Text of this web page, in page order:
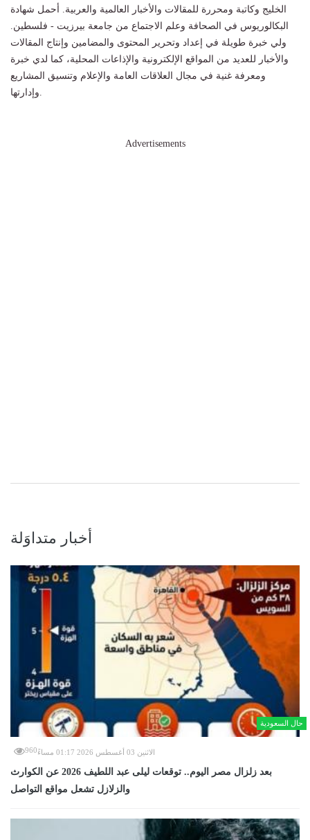
الخليج وكاتبة ومحررة للمقالات والأخبار العالمية والعربية. أحمل شهادة
البكالوريوس في الصحافة وعلم الاجتماع من جامعة بيرزيت - فلسطين.
ولي خبرة طويلة في إعداد وتحرير المحتوى والمضامين وإنتاج المقالات
والأخبار للعديد من المواقع الإلكترونية والإذاعات المحلية، كما لدي خبرة
ومعرفة غنية في مجال العلاقات العامة والإعلام وتنسيق المشاريع
Advertisements
أخبار متداوَلة
حال السعودية
الاثنين 03 أغسطس 2026 01:17 مساءً 960
بعد زلزال مصر اليوم.. توقعات ليلى عبد اللطيف 2026 عن الكوارث
والزلازل تشعل مواقع التواصل